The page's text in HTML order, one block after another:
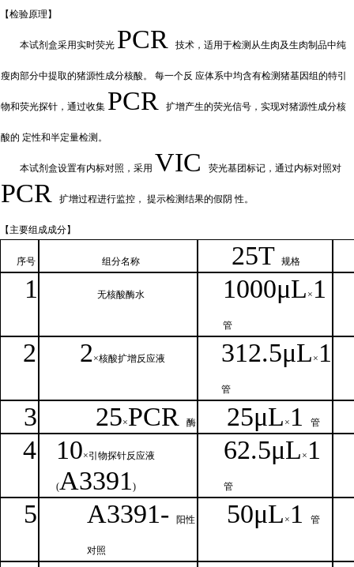
【检验原理】
本试剂盒采用实时荧光 PCR 技术，适用于检测从生肉及生肉制品中纯
瘦肉部分中提取的猪源性成分核酸。 每一个反 应体系中均含有检测猪基因组的特引
物和荧光探针，通过收集 PCR 扩增产生的荧光信号，实现对猪源性成分核
酸的 定性和半定量检测。
本试剂盒设置有内标对照，采用 VIC 荧光基团标记，通过内标对照对
PCR 扩增过程进行监控， 提示检测结果的假阴 性。
【主要组 成成分】
序号 组分名称 25T 规格
1 无核酸酶水 1000μL × 1
管
2 2×核酸扩增反应液 312.5μL × 1
管
3 25×PCR 酶 25μL × 1 管
4 10×引物探针反应液
(A3391)
62.5μL × 1
管
5 A3391- 阳性
对照
50μL × 1管